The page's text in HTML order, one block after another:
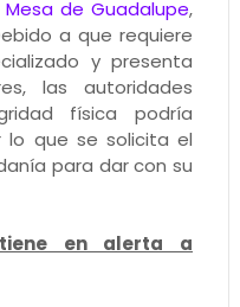
Mesa de Guadalupe,
a que requiere
y presenta
las autoridades
física podría
lo que se solicita el
para dar con su
en alerta a